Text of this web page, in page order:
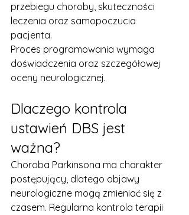
przebiegu choroby, skuteczności
leczenia oraz samopoczucia
pacjenta.
Proces programowania wymaga
doświadczenia oraz szczegółowej
oceny neurologicznej.
Dlaczego kontrola
ustawień DBS jest
ważna?
Choroba Parkinsona ma charakter
postępujący, dlatego objawy
neurologiczne mogą zmieniać się z
czasem. Regularna kontrola terapii